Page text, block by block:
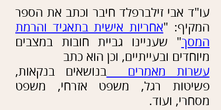
הצהרת נגישות |אתר
זה נבנה ע"י קידום פלוס -בניית
אתרים לעסקים